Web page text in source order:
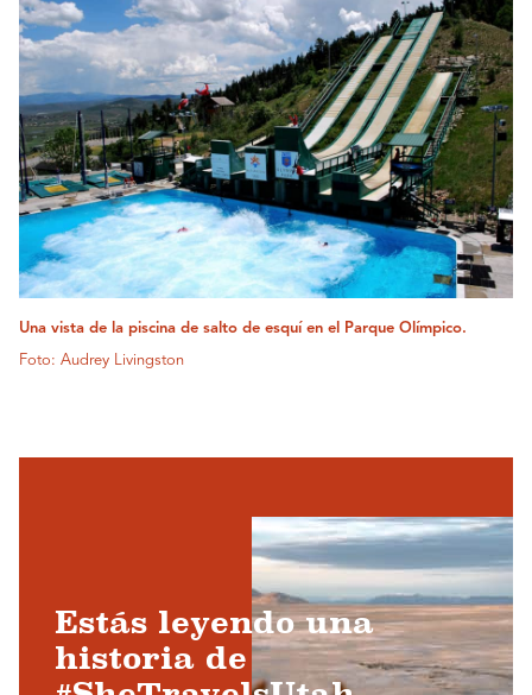
Una vista de la piscina de salto de esquí en el Parque Olímpico.
Foto: Audrey Livingston
Estás leyendo una
historia de